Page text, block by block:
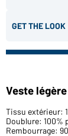
GET THE LOOK
Veste
Tissu extérieur:
Doublure: 100%
Rembourrage: